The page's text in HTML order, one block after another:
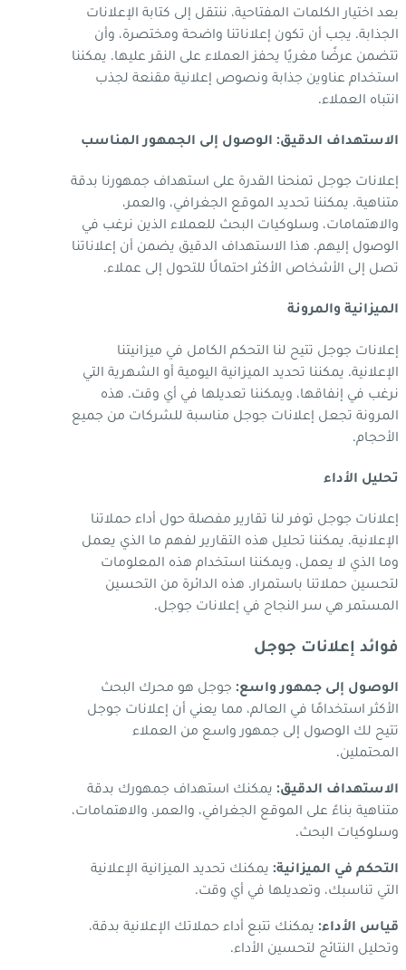
بعد اختيار الكلمات المفتاحية، ننتقل إلى كتابة الإعلانات
الجذابة. يجب أن تكون إعلاناتنا واضحة ومختصرة، وأن
تتضمن عرضًا مغريًا يحفز العملاء على النقر عليها. يمكننا
استخدام عناوين جذابة ونصوص إعلانية مقنعة لجذب
انتباه العملاء.
الاستهداف الدقيق: الوصول إلى الجمهور المناسب
إعلانات جوجل تمنحنا القدرة على استهداف جمهورنا بدقة
متناهية. يمكننا تحديد الموقع الجغرافي، والعمر،
والاهتمامات، وسلوكيات البحث للعملاء الذين نرغب في
الوصول إليهم. هذا الاستهداف الدقيق يضمن أن إعلاناتنا
تصل إلى الأشخاص الأكثر احتمالًا للتحول إلى عملاء.
الميزانية والمرونة
إعلانات جوجل تتيح لنا التحكم الكامل في ميزانيتنا
الإعلانية. يمكننا تحديد الميزانية اليومية أو الشهرية التي
نرغب في إنفاقها، ويمكننا تعديلها في أي وقت. هذه
المرونة تجعل إعلانات جوجل مناسبة للشركات من جميع
الأحجام.
تحليل الأداء
إعلانات جوجل توفر لنا تقارير مفصلة حول أداء حملاتنا
الإعلانية. يمكننا تحليل هذه التقارير لفهم ما الذي يعمل
وما الذي لا يعمل، ويمكننا استخدام هذه المعلومات
لتحسين حملاتنا باستمرار. هذه الدائرة من التحسين
المستمر هي سر النجاح في إعلانات جوجل.
فوائد إعلانات جوجل
الوصول إلى جمهور واسع: جوجل هو محرك البحث
الأكثر استخدامًا في العالم، مما يعني أن إعلانات جوجل
تتيح لك الوصول إلى جمهور واسع من العملاء
المحتملين.
الاستهداف الدقيق: يمكنك استهداف جمهورك بدقة
متناهية بناءً على الموقع الجغرافي، والعمر، والاهتمامات،
وسلوكيات البحث.
التحكم في الميزانية: يمكنك تحديد الميزانية الإعلانية
التي تناسبك، وتعديلها في أي وقت.
قياس الأداء: يمكنك تتبع أداء حملاتك الإعلانية بدقة،
وتحليل النتائج لتحسين الأداء.